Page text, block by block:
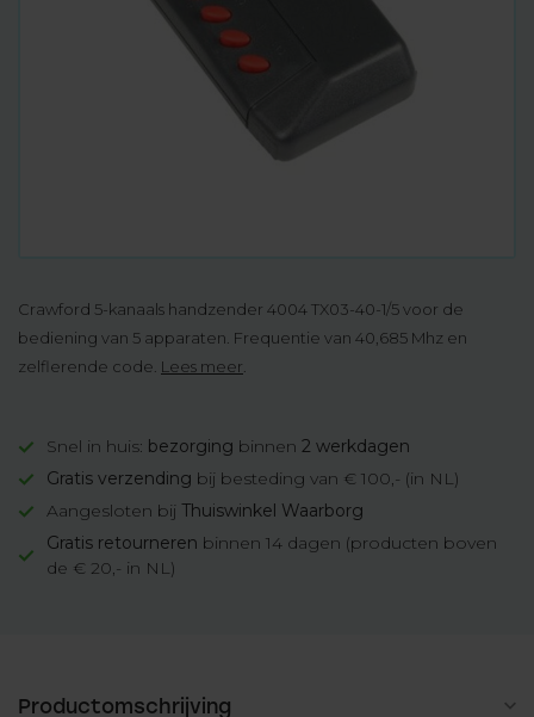
Crawford 5-kanaals handzender 4004 TX03-40-1/5 voor de
bediening van 5 apparaten. Frequentie van 40,685 Mhz en
zelflerende code. Lees meer
Snel in huis: bezorging binnen 2 werkdagen
Gratis verzending bij besteding van € 100,- (in NL)
Aangesloten bij Thuiswinkel Waarborg
Gratis retourneren binnen 14 dagen (producten boven
de € 20,- in NL)
Productomschrijving